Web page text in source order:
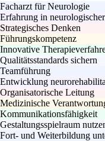
Facharzt für Neurologie
Erfahrung in
Strategisches Denken
Führungskompetenz
Innovative
Qualitätsstandards sichern
Teamführung
Entwicklung
Organisatorische Leitung
Medizinische
Kommunikationsfähigkeit
Gestaltungsspielraum
Fort- und Weiterbildung